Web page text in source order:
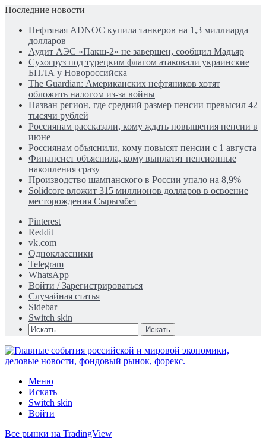
Последние новости
Нефтяная ADNOC купила танкеров на 1,3 миллиарда
долларов
Аудит АЭС «Пакш-2» не завершен, сообщил Мадьяр
Сухогруз под турецким флагом атаковали украинские
БПЛА у Новороссийска
The Guardian: Американских нефтяников хотят
обложить налогом из-за войны
Назван регион, где средний размер пенсии превысил 42
тысячи рублей
Россиянам рассказали, кому ждать повышения пенсии в
июне
Россиянам объяснили, кому повысят пенсии с 1 августа
Финансист объяснила, кому выплатят пенсионные
накопления сразу
Производство шампанского в России упало на 8,9%
Solidcore вложит 315 миллионов долларов в освоение
месторождения Сырымбет
Pinterest
Reddit
vk.com
Одноклассники
Telegram
WhatsApp
Войти / Зарегистрироваться
Случайная статья
Sidebar
Switch skin
Искать
Меню
Искать
Switch skin
Войти
Все рынки на TradingView